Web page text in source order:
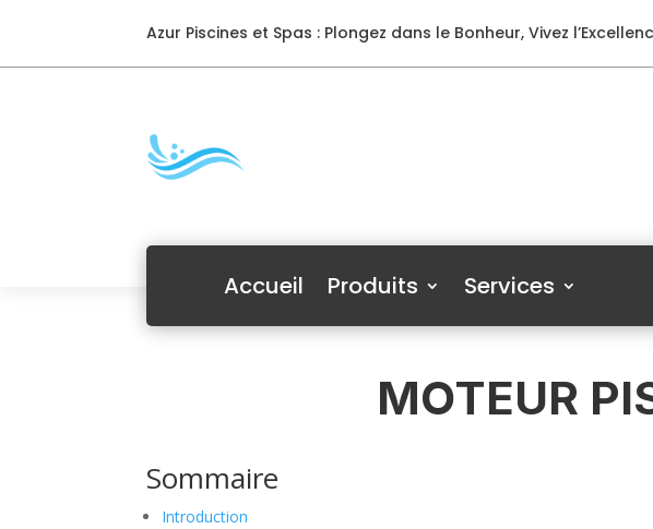
Azur Piscines et Spas : Plongez dans le Bonheur, Vivez
Accueil Produits Services
MOTEUR
Sommaire
Introduction